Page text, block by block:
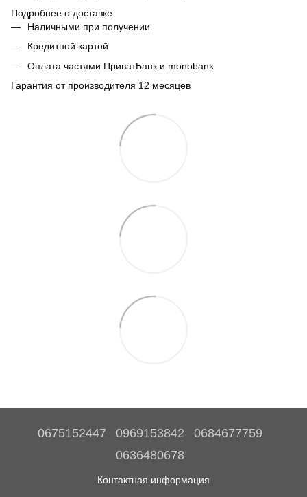
Подробнее о доставке
Наличными при получении
Кредитной картой
Оплата частями ПриватБанк и monobank
Гарантия от производителя 12 месяцев
0675152447 0969153842
0684677759
0636480678
Контактная информация